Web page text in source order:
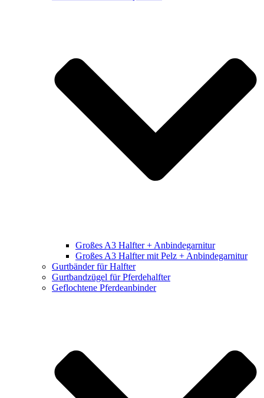
Großes A3 Halfter + Anbindegarnitur
Großes A3 Halfter mit Pelz + Anbindegarnitur
Gurtbänder für Halfter
Gurtbandzügel für Pferdehalfter
Geflochtene Pferdeanbinder